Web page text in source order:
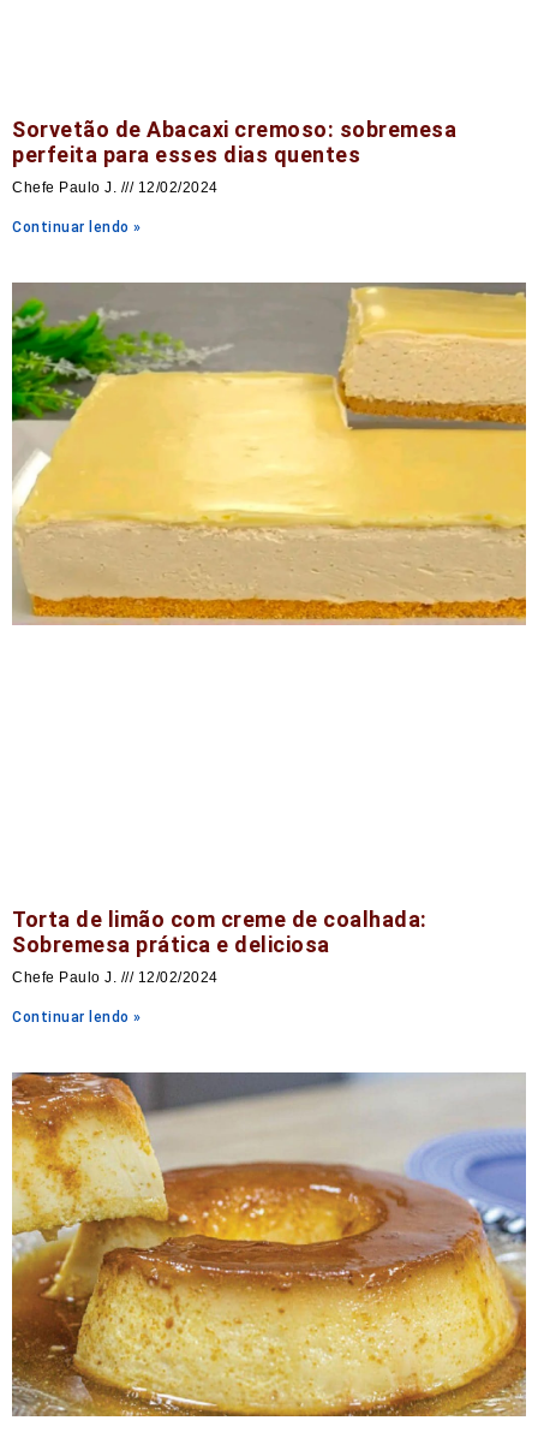
Sorvetão de Abacaxi cremoso: sobremesa
perfeita para esses dias quentes
Chefe Paulo J. 12/02/2024
Continuar lendo »
Torta de limão com creme de coalhada:
Sobremesa prática e deliciosa
Chefe Paulo J. 12/02/2024
Continuar lendo »